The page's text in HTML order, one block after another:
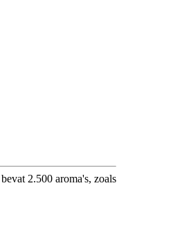
2.500 aroma's, zoals